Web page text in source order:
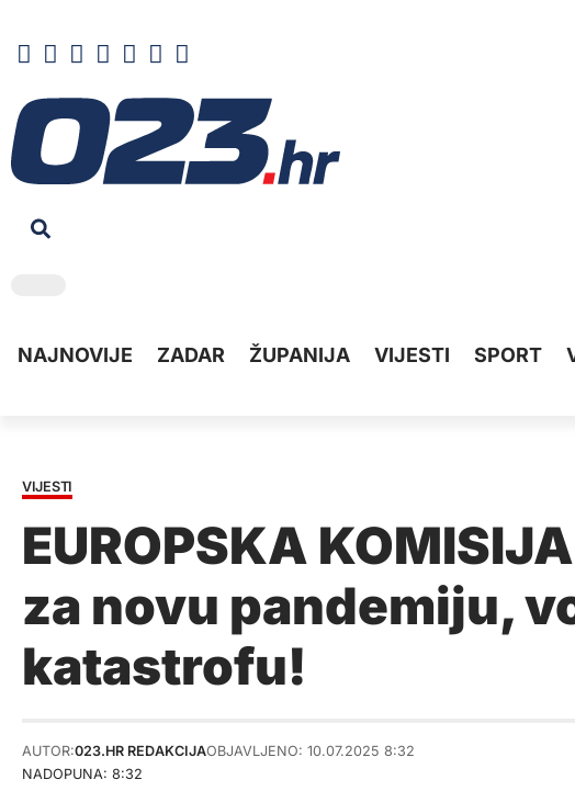
NAJNOVIJE ZADAR ŽUPANIJA VIJESTI SPORT
VIJESTI
EUROPSKA
za novu pandemiju,
katastrofu!
NADOPUNA: 8:32
AUTOR:023.HR REDAKCIJAOBJAVLJENO: 10.07.2025 8:32